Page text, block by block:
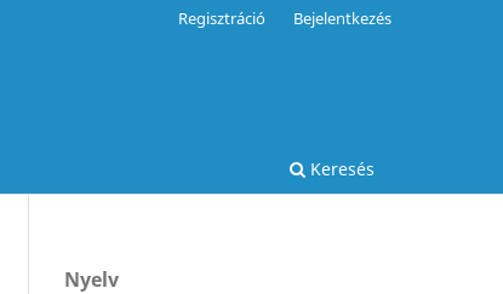
Keresés
Regisztráció Bejelentkezés
Nyelv